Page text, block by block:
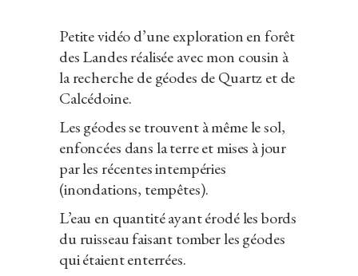
Petite vidéo d’une exploration en forêt
des Landes réalisée avec mon cousin à
la recherche de géodes de Quartz et de
Calcédoine.
Les géodes se trouvent à même le sol,
enfoncées dans la terre et mises à jour
par les récentes intempéries
(inondations, tempêtes).
L’eau en quantité ayant érodé les bords
du ruisseau faisant tomber les géodes
qui étaient enterrées.